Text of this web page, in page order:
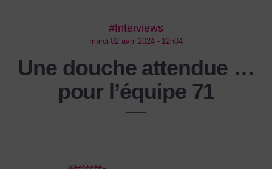
#Interviews
mardi 02 avril 2024 - 12h04
Une douche attendue …
pour l’équipe 71